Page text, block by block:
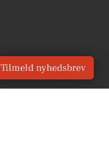
Tilmeld nyhedsbrev